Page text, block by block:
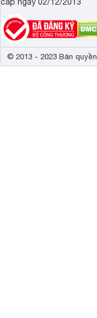
© 2013 - 2023 Bản